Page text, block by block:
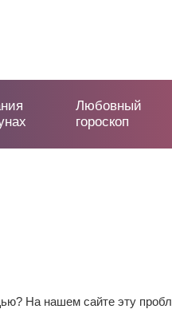
Любовный
гороскоп
На нашем сайте эту